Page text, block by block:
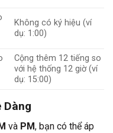
Không có ký hiệu (ví
dụ: 1:00)
Cộng thêm 12 tiếng so
với hệ thống 12 giờ (ví
dụ: 15:00)
Dàng
và PM, bạn có thể áp